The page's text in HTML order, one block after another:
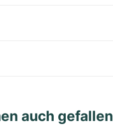
auch gefallen